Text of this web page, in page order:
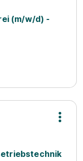
(m/w/d) -